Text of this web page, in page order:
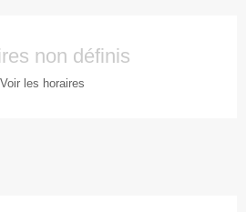
non définis
Voir les horaires